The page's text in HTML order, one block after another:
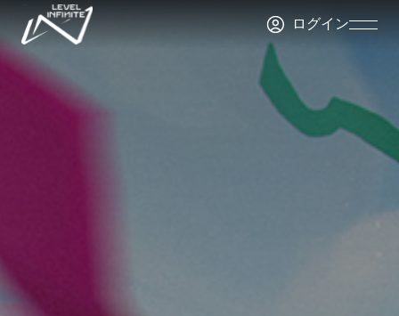
Skip to main content
ログインSkip